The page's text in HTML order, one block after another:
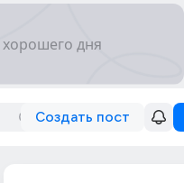
Создать пост